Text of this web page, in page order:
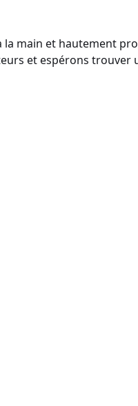
main et hautement
et espérons trouver